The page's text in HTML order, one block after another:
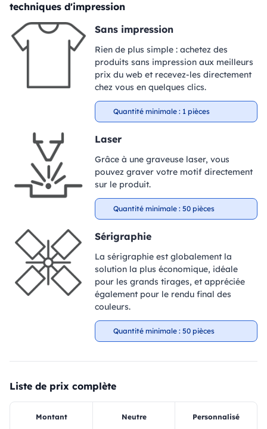
techniques d'impression
Sans impression
Rien de plus simple : achetez des
produits sans impression aux meilleurs
prix du web et recevez-les directement
chez vous en quelques clics.
Quantité minimale : 1 pièces
Laser
Grâce à une graveuse laser, vous
pouvez graver votre motif directement
sur le produit.
Quantité minimale : 50 pièces
Sérigraphie
La sérigraphie est globalement la
solution la plus économique, idéale
pour les grands tirages, et appréciée
également pour le rendu final des
couleurs.
Quantité minimale : 50 pièces
Liste de prix complète
Montant Neutre Personnalisé